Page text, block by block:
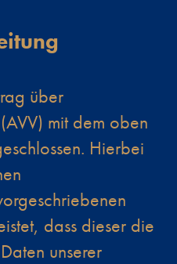
über
mit dem oben
Hierbei
dass dieser die
unserer